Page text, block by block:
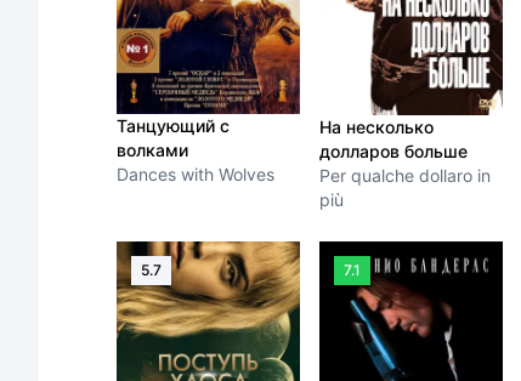
Танцующий с
волками
Dances with Wolves
На несколько
долларов больше
Per qualche dollaro in
più
5.7 7.1